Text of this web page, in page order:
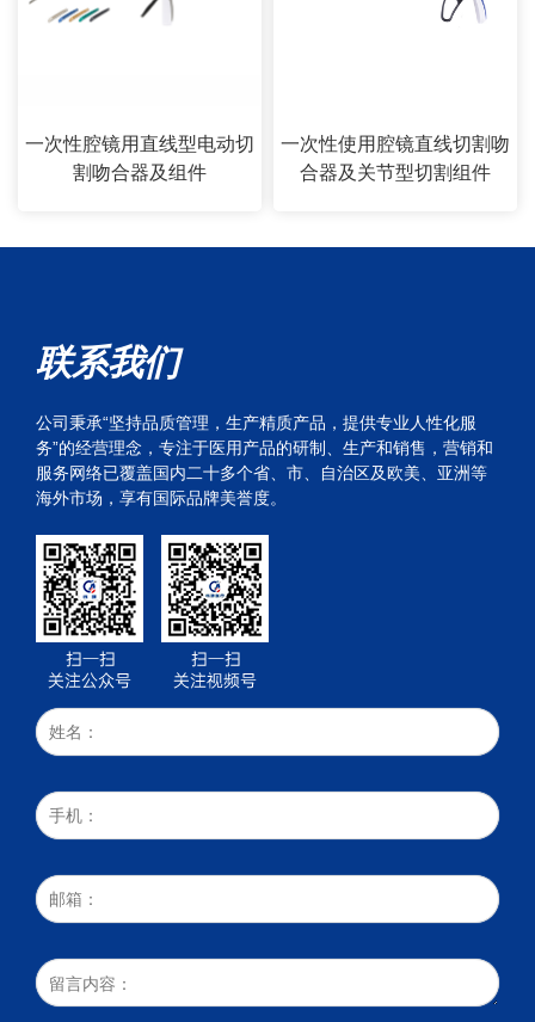
一次性腔镜用直线型电动切
割吻合器及组件
一次性使用腔镜直线切割吻
合器及关节型切割组件
联系我们
公司秉承“坚持品质管理，生产精质产品，提供专业人性化服
务”的经营理念，专注于医用产品的研制、生产和销售，营销和
服务网络已覆盖国内二十多个省、市、自治区及欧美、亚洲等
海外市场，享有国际品牌美誉度。